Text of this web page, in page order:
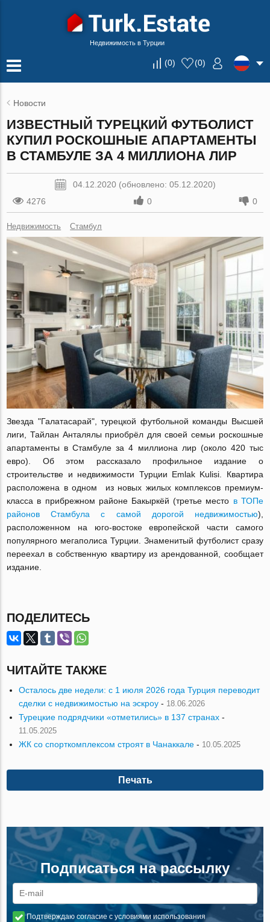
Недвижимость в Турции
(0) (0)
Новости
ИЗВЕСТНЫЙ ТУРЕЦКИЙ ФУТБОЛИСТ
КУПИЛ РОСКОШНЫЕ АПАРТАМЕНТЫ
В СТАМБУЛЕ ЗА 4 МИЛЛИОНА ЛИР
04.12.2020 (обновлено: 05.12.2020)
4276
0 0
Недвижимость Стамбул
Звезда "Галатасарай", турецкой футбольной команды Высшей
лиги, Тайлан Анталялы приобрёл для своей семьи роскошные
апартаменты в Стамбуле за 4 миллиона лир (около 420 тыс
евро). Об этом рассказало профильное издание о
строительстве и недвижимости Турции Emlak Kulisi. Квартира
расположена в одном из новых жилых комплексов премиум-
класса в прибрежном районе Бакыркёй (третье место в ТОПе
районов Стамбула с самой дорогой недвижимостью),
расположенном на юго-востоке европейской части самого
популярного мегаполиса Турции. Знаменитый футболист сразу
переехал в собственную квартиру из арендованной, сообщает
издание.
ПОДЕЛИТЕСЬ
ЧИТАЙТЕ ТАКЖЕ
Осталось две недели: с 1 июля 2026 года Турция переводит
сделки с недвижимостью на эскроу - 18.06.2026
Турецкие подрядчики «отметились» в 137 странах -
11.05.2025
ЖК со спорткомплексом строят в Чанаккале - 10.05.2025
Печать
Подписаться на рассылку
Подтверждаю согласие с условиями использования